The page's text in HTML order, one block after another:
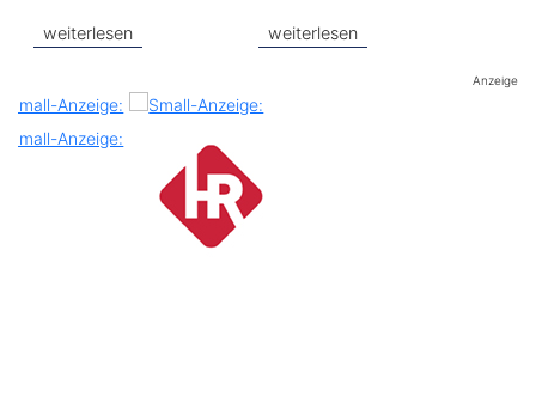
weiterlesen weiterlesen
Anzeige